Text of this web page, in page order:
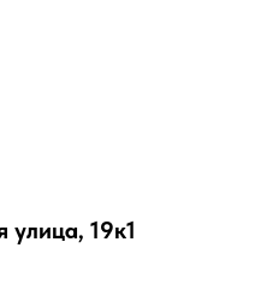
19к1